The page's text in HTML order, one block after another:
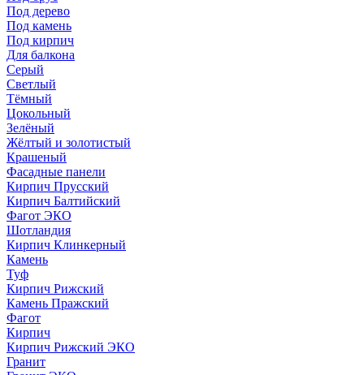
Под дерево
Под камень
Под кирпич
Для балкона
Серый
Светлый
Тёмный
Цокольный
Зелёный
Жёлтый и золотистый
Крашеный
Фасадные панели
Кирпич Прусский
Кирпич Балтийский
Фагот ЭКО
Шотландия
Кирпич Клинкерный
Камень
Туф
Кирпич Рижский
Камень Пражский
Фагот
Кирпич
Кирпич Рижский ЭКО
Гранит